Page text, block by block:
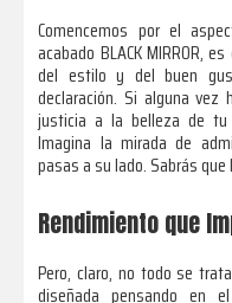
Comencemos por el
acabado BLACK MIRROR,
del estilo y del buen
declaración. Si alguna
justicia a la belleza de
Imagina la mirada de
pasas a su lado. Sabrás
Rendimiento que
Pero, claro, no todo se
diseñada pensando en